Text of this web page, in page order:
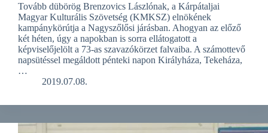
Tovább dübörög Brenzovics Lászlónak, a Kárpátaljai
Magyar Kulturális Szövetség (KMKSZ) elnökének
kampánykörútja a Nagyszőlősi járásban. Ahogyan az előző
két héten, úgy a napokban is sorra ellátogatott a
képviselőjelölt a 73-as szavazókörzet falvaiba. A számottevő
napsütéssel megáldott pénteki napon Királyháza, Tekeháza,
…
2019.07.08.